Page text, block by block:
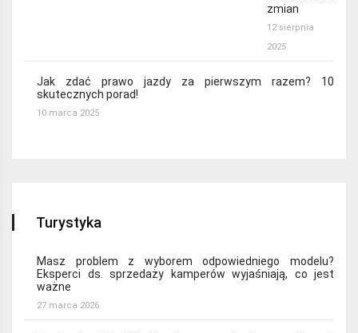
zmian
12 sierpnia
2025
Jak zdać prawo jazdy za pierwszym razem? 10
skutecznych porad!
10 marca 2025
Turystyka
Masz problem z wyborem odpowiedniego modelu?
Eksperci ds. sprzedaży kamperów wyjaśniają, co jest
ważne
27 marca 2026